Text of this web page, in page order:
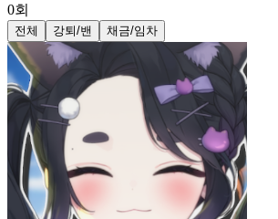
0회
전체 강퇴/밴 채금/임차